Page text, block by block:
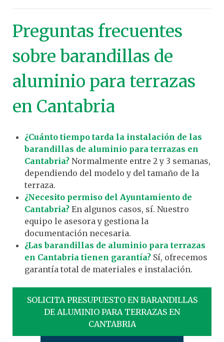
Preguntas frecuentes
sobre barandillas de
aluminio para terrazas
en Cantabria
¿Cuánto tiempo tarda la instalación de las
barandillas de aluminio para terrazas en
Cantabria? Normalmente entre 2 y 3 semanas,
dependiendo del modelo y del tamaño de la
terraza.
¿Necesito permiso del Ayuntamiento de
Cantabria? En algunos casos, sí. Nuestro
equipo le asesora y gestiona la
documentación necesaria.
¿Las barandillas de aluminio para terrazas
en Cantabria tienen garantía? Sí, ofrecemos
garantía total de materiales e instalación.
SOLICITA PRESUPUESTO EN BARANDILLAS
DE ALUMINIO PARA TERRAZAS EN
CANTABRIA